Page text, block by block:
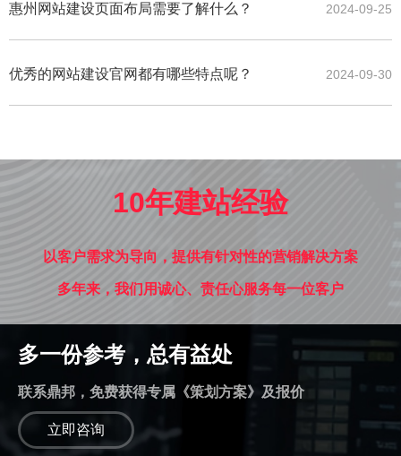
2024-09-25
惠州网站建设页面布局需要了解什么？
2024-09-30
优秀的网站建设官网都有哪些特点呢？
10年建站经验
以客户需求为导向，提供有针对性的营销解决方案
多年来，我们用诚心、责任心服务每一位客户
多一份参考，总有益处
联系鼎邦，免费获得专属《策划方案》及报价
立即咨询